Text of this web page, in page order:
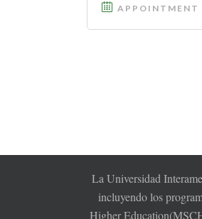
APPOINTMENT
La Universidad
incluyendo los
Higher